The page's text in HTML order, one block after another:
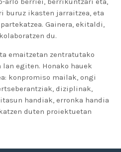
buruz ikasten jarraitzea, eta
Gainera, ekitaldi,
du.
emaitzetan zentratutako
egiten. Honako hauek
konpromiso mailak, ongi
diziplinak,
handiak, erronka handia
duten proiektuetan